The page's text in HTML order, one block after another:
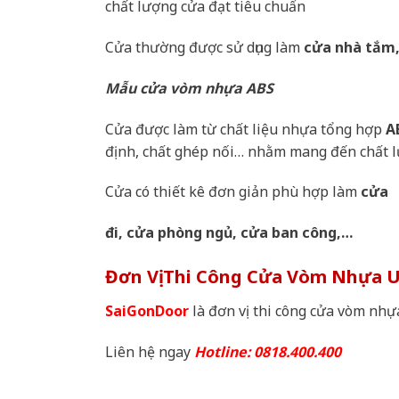
chất lượng cửa đạt tiêu chuẩn
Cửa thường được sử dụng làm cửa nhà
Mẫu cửa vòm nhựa ABS
Cửa được làm từ chất liệu nhựa tổng hợp
định, chất ghép nối… nhằm mang đến chất
Cửa có thiết kê đơn giản phù hợp làm cửa
đi, cửa phòng ngủ, cửa ban công,…
Đơn Vị Thi Công Cửa Vòm Nhựa
SaiGonDoor là đơn vị thi công cửa vòm
Liên hệ ngay Hotline: 0818.400.400